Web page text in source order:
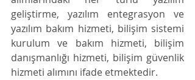
geliştirme, yazılım entegrasyon ve
yazılım bakım hizmeti, bilişim sistemi
kurulum ve bakım hizmeti, bilişim
danışmanlığı hizmeti, bilişim güvenlik
hizmeti alımını ifade etmektedir.